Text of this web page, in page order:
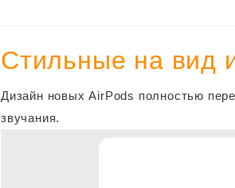
Стильные на вид
Дизайн новых AirPods полностью
звучания.